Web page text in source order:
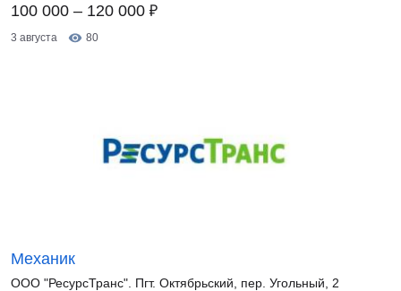
100 000 – 120 000 ₽
3 августа 80
Механик
ООО "РесурсТранс". Пгт. Октябрьский, пер. Угольный, 2